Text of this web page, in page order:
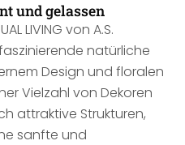
und gelassen
LIVING von A.S.
natürliche
Design und floralen
Vielzahl von Dekoren
attraktive Strukturen,
sanfte und